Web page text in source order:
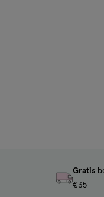
Gratis
€35